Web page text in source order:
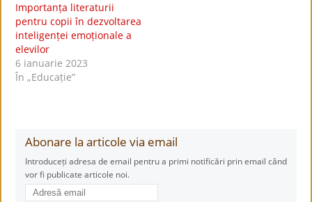
Importanța literaturii
pentru copii în dezvoltarea
inteligenței emoționale a
elevilor
6 ianuarie 2023
În „Educație”
Abonare la articole via email
Introduceți adresa de email pentru a primi notificări prin email când
vor fi publicate articole noi.
Adresă